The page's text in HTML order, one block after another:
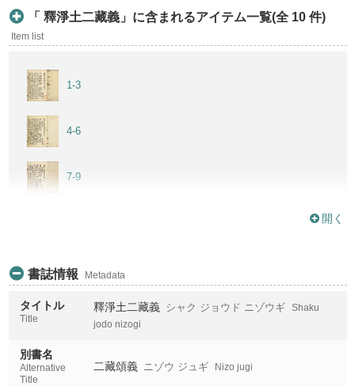
「 釋淨土二藏義」に含まれるアイテム一覧(全 10 件)
Item list
1-3
4-6
7-9
13-15
開く
書誌情報 Metadata
タイトル
Title
釋淨土二藏義 シャク ジョウド ニゾウギ Shaku
jodo nizogi
別書名
Alternative
Title
二藏頌義 ニゾウ ジュギ Nizo jugi